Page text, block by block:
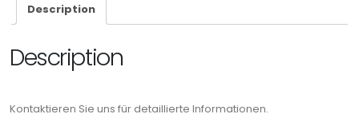
Description
Description
Kontaktieren Sie uns für detaillierte Informationen.